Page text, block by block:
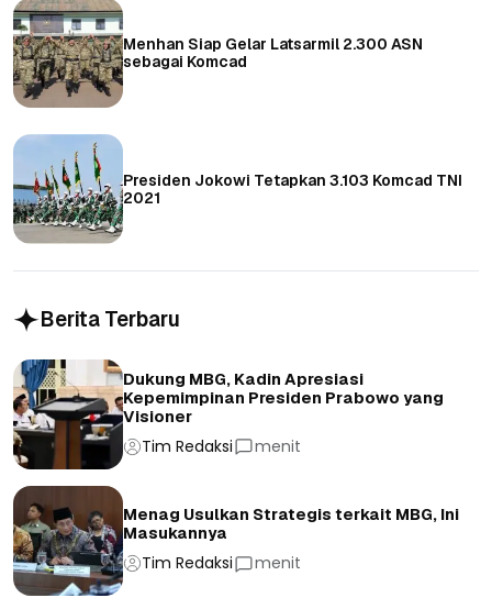
Menhan Siap Gelar Latsarmil 2.300 ASN
sebagai Komcad
Presiden Jokowi Tetapkan 3.103 Komcad TNI
2021
Berita Terbaru
Dukung MBG, Kadin Apresiasi
Kepemimpinan Presiden Prabowo yang
Visioner
Tim Redaksi menit
Menag Usulkan Strategis terkait MBG, Ini
Masukannya
Tim Redaksi menit